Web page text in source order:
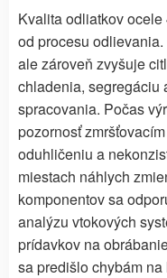
Kvalita odliatkov
od procesu
ale zároveň zvyšuje
chladenia, segregáciu
spracovania. Počas
pozornosť
oduhličeniu a
miestach náhlych
komponentov sa
analýzu vtokových
prídavkov na
sa predišlo chybám